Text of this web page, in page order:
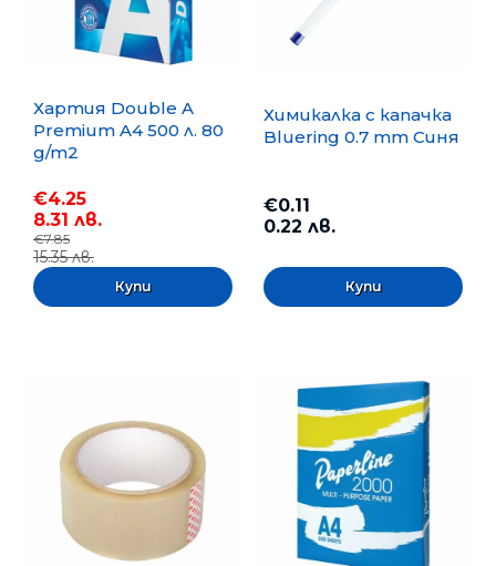
Хартия Double A
Premium A4 500 л. 80
g/m2
€4.25
8.31 лв.
€7.85
15.35 лв.
Химикалка с капачка
Bluering 0.7 mm Синя
€0.11
0.22 лв.